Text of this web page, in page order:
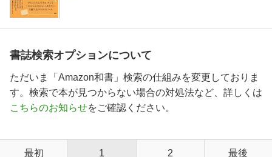
書誌検索オプションについて
ただいま「Amazon和書」検索の仕組みを変更しておりま
す。検索で本が見つからない場合の対処法など、詳しくは
こちらのお知らせをご確認ください。
最初 1 2 最後